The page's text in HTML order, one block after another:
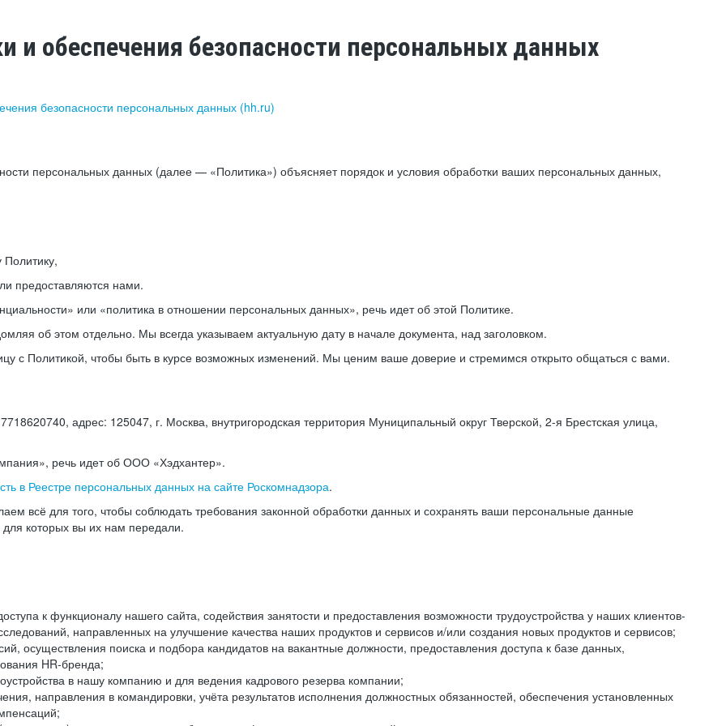
и обеспечения безопасности персональных данных
безопасности персональных данных (hh.ru)
персональных данных (далее — «Политика») объясняет порядок и условия обработки ваших персональных данных,
предоставляются нами.
или «политика в отношении персональных данных», речь идет об этой Политике.
об этом отдельно. Мы всегда указываем актуальную дату в начале документа, над заголовком.
с Политикой, чтобы быть в курсе возможных изменений. Мы ценим ваше доверие и стремимся открыто общаться с вами.
адрес: 125047, г. Москва, внутригородская территория Муниципальный округ Тверской, 2-я Брестская улица,
речь идет об ООО «Хэдхантер».
в Реестре персональных данных на сайте Роскомнадзора.
всё для того, чтобы соблюдать требования законной обработки данных и сохранять ваши персональные данные
которых вы их нам передали.
к функционалу нашего сайта, содействия занятости и предоставления возможности трудоустройства у наших клиентов-
направленных на улучшение качества наших продуктов и сервисов и/или создания новых продуктов и сервисов;
осуществления поиска и подбора кандидатов на вакантные должности, предоставления доступа к базе данных,
HR-бренда;
в нашу компанию и для ведения кадрового резерва компании;
направления в командировки, учёта результатов исполнения должностных обязанностей, обеспечения установленных